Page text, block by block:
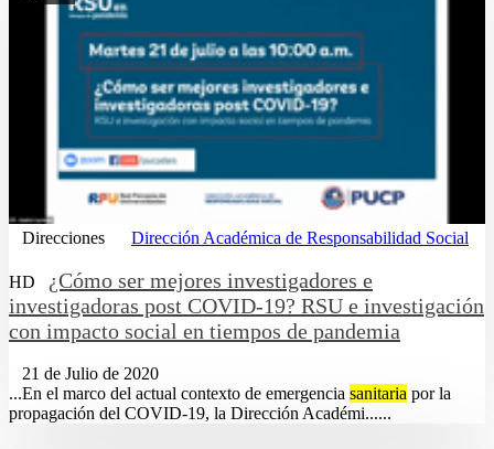
Direcciones Dirección Académica de Responsabilidad Social
HD
¿Cómo ser mejores investigadores e
investigadoras post COVID-19? RSU e investigación
con impacto social en tiempos de pandemia
21 de Julio de 2020
...En el marco del actual contexto de emergencia sanitaria por la
propagación del COVID-19, la Dirección Académi......